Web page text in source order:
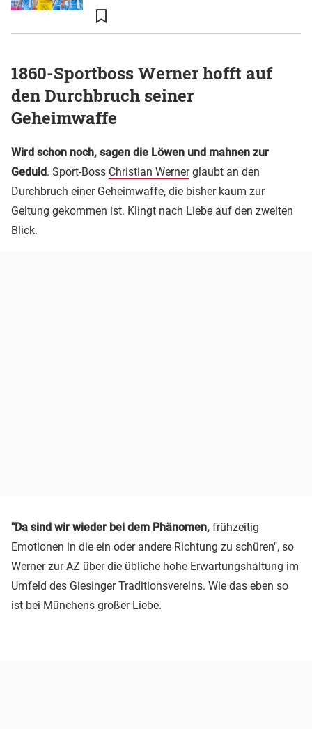
1860-Sportboss Werner hofft auf
den Durchbruch seiner
Geheimwaffe
Wird schon noch, sagen die Löwen und mahnen zur
Geduld. Sport-Boss Christian Wernerglaubt an den
Durchbruch einer Geheimwaffe, die bisher kaum zur
Geltung gekommen ist. Klingt nach Liebe auf den zweiten
Blick.
"Da sind wir wieder bei dem Phänomen, frühzeitig
Emotionen in die ein oder andere Richtung zu schüren", so
Werner zur AZ über die übliche hohe Erwartungshaltung im
Umfeld des Giesinger Traditionsvereins. Wie das eben so
ist bei Münchens großer Liebe.